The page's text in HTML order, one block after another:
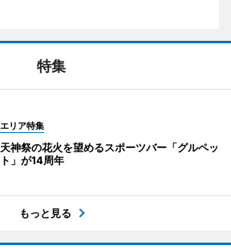
特集
エリア特集
天神祭の花火を望めるスポーツバー「グルペッ
ト」が14周年
もっと見る